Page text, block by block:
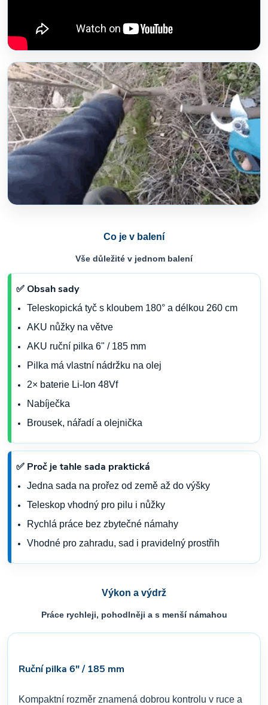
Co je v balení
Vše důležité v jednom balení
✅ Obsah sady
Teleskopická tyč s kloubem 180° a délkou 260 cm
AKU nůžky na větve
AKU ruční pilka 6" / 185 mm
Pilka má vlastní nádržku na olej
2× baterie Li-Ion 48Vf
Nabíječka
Brousek, nářadí a olejnička
✅ Proč je tahle sada praktická
Jedna sada na prořez od země až do výšky
Teleskop vhodný pro pilu i nůžky
Rychlá práce bez zbytečné námahy
Vhodné pro zahradu, sad i pravidelný prostřih
Výkon a výdrž
Práce rychleji, pohodlněji a s menší námahou
Ruční pilka 6" / 185 mm
Kompaktní rozměr znamená dobrou kontrolu v ruce a